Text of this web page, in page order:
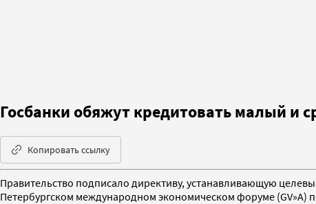
Госбанки обяжут кредитовать малый и
Копировать ссылку
Правительство подписало директиву, устанавливающую
Петербургском международном экономическом форуме